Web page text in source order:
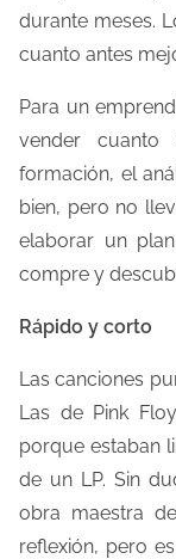
n
t
r
a
d
a
durante meses.
cuanto antes
Para un
vender cuanto
formación, el
bien, pero no
elaborar un
compre y
Rápido y corto
Las canciones
Las de Pink
porque estaban
de un LP. Sin
obra maestra
reflexión, pero